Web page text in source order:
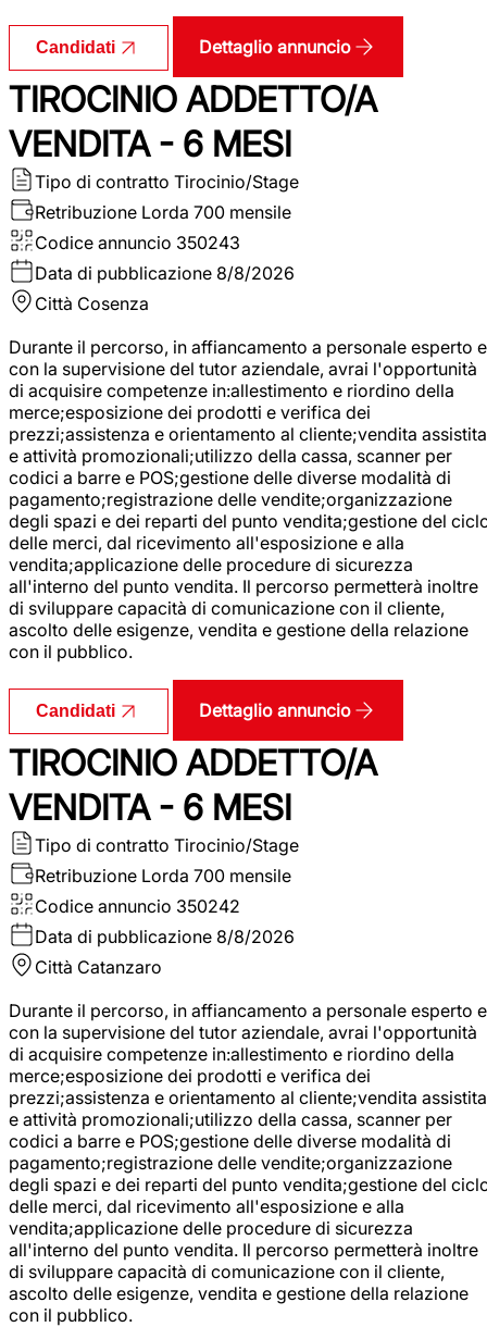
Candidati Dettaglio annuncio
TIROCINIO ADDETTO/A
VENDITA - 6 MESI
Tipo di contratto Tirocinio/Stage
Retribuzione Lorda 700 mensile
Codice annuncio 350243
Data di pubblicazione 8/8/2026
Città Cosenza
Durante il percorso, in affiancamento a personale esperto e
con la supervisione del tutor aziendale, avrai l'opportunità
di acquisire competenze in:allestimento e riordino della
merce;esposizione dei prodotti e verifica dei
prezzi;assistenza e orientamento al cliente;vendita assistita
e attività promozionali;utilizzo della cassa, scanner per
codici a barre e POS;gestione delle diverse modalità di
pagamento;registrazione delle vendite;organizzazione
degli spazi e dei reparti del punto vendita;gestione del
delle merci, dal ricevimento all'esposizione e alla
vendita;applicazione delle procedure di sicurezza
all'interno del punto vendita. Il percorso permetterà inoltre
di sviluppare capacità di comunicazione con il cliente,
ascolto delle esigenze, vendita e gestione della relazione
con il pubblico.
Candidati Dettaglio annuncio
TIROCINIO ADDETTO/A
VENDITA - 6 MESI
Tipo di contratto Tirocinio/Stage
Retribuzione Lorda 700 mensile
Codice annuncio 350242
Data di pubblicazione 8/8/2026
Città Catanzaro
Durante il percorso, in affiancamento a personale esperto e
con la supervisione del tutor aziendale, avrai l'opportunità
di acquisire competenze in:allestimento e riordino della
merce;esposizione dei prodotti e verifica dei
prezzi;assistenza e orientamento al cliente;vendita assistita
e attività promozionali;utilizzo della cassa, scanner per
codici a barre e POS;gestione delle diverse modalità di
pagamento;registrazione delle vendite;organizzazione
degli spazi e dei reparti del punto vendita;gestione del
delle merci, dal ricevimento all'esposizione e alla
vendita;applicazione delle procedure di sicurezza
all'interno del punto vendita. Il percorso permetterà inoltre
di sviluppare capacità di comunicazione con il cliente,
ascolto delle esigenze, vendita e gestione della relazione
con il pubblico.